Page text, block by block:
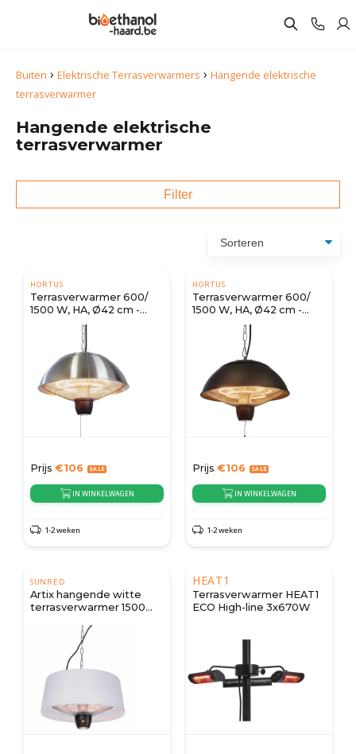
Buiten › Elektrische Terrasverwarmers › Hangende elektrische
terrasverwarmer
Hangende elektrische
terrasverwarmer
Filter
HORTUS
Terrasverwarmer 600/
1500 W, HA, Ø42 cm -
Prijs €106
IN WINKELWAGEN
1-2 weken
HORTUS
Terrasverwarmer 600/
1500 W, HA, Ø42 cm -
Prijs €106
IN WINKELWAGEN
1-2 weken
SUNRED
Artix hangende witte
terrasverwarmer 1500
HEAT1
Terrasverwarmer HEAT1
ECO High-line 3x670W